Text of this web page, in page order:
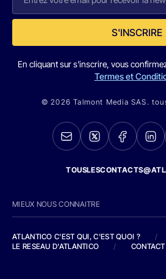
S'INSCRIRE
En cliquant sur s'inscrire, vous
Termes et
© 2026 Talmont Media SAS.
MIEUX NOUS CONNAITRE
ATLANTICO C'EST QUI, C'EST QUOI ?
/
LE RESEAU D'ATLANTICO
/ CONTACT